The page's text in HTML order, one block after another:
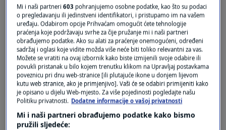
A jesu li Srbi imali kakvih zamjerki izraelskom
timu? Eurosong je i onako postao kaljuža za
promociju “odabranih”. Bojkot je najbolji
odgovor.
Odgovor
Mi i naši partneri603 pohranjujemo osobne podatke, kao što su podaci
o pregledavanju ili jedinstveni identifikatori, i pristupamo im na vašem
uređaju. Odabirom opcije Prihvaćam omogućit ćete tehnologije
praćenja koje podržavaju svrhe za čije pružanje mi i naši partneri
obrađujemo podatke. Ako su alati za praćenje onemogućeni, određeni
sadržaj i oglasi koje vidite možda više neće biti toliko relevantni za vas.
Možete se vratiti na ovaj izbornik kako biste izmijenili svoje odabire ili
povukli pristanak u bilo kojem trenutku klikom na Upravljaj postavkama
poveznicu pri dnu web-stranice [ili plutajuće ikone u donjem lijevom
kutu web stranice, ako je primjenjivo]. Vaši će se odabiri primijeniti kako
je opisano u dijelu Web-mjesto. Za više pojedinosti pogledajte našu
Politiku privatnosti. Dodatne informacije o vašoj privatnosti
Mi i naši partneri obrađujemo podatke kako bismo
pružili sljedeće: